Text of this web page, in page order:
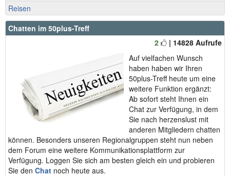
Reisen
Chatten im 50plus-Treff
2
| 14828 Aufrufe
Auf vielfachen Wunsch
haben haben wir Ihren
50plus-Treff heute um eine
weitere Funktion ergänzt:
Ab sofort steht Ihnen ein
Chat zur Verfügung, in dem
Sie nach herzenslust mit
anderen Mitgliedern chatten
können. Besonders unseren Regionalgruppen steht nun neben
dem Forum eine weitere Kommunikationsplattform zur
Verfügung. Loggen Sie sich am besten gleich ein und probieren
Sie den Chat noch heute aus.